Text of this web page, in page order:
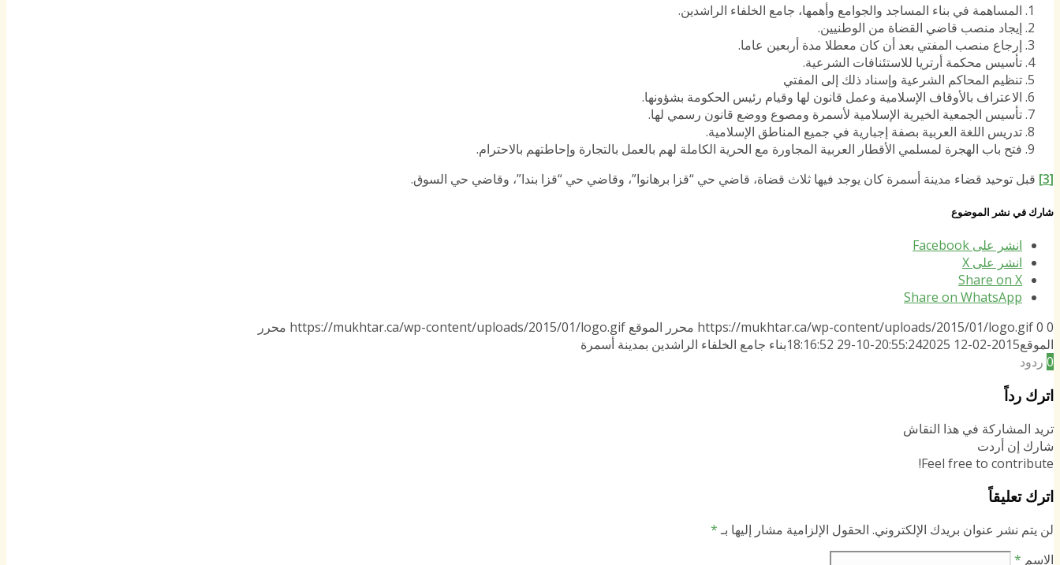
المساهمة في بناء المساجد والجوامع وأهمها، جامع الخلفاء الراشدين.
إيجاد منصب قاضي القضاة من الوطنيين.
إرجاع منصب المفتي بعد أن كان معطلا مدة أربعين عاما.
تأسيس محكمة أرتريا للاستئنافات الشرعية.
تنظيم المحاكم الشرعية وإسناد ذلك إلى المفتي
الاعتراف بالأوقاف الإسلامية وعمل قانون لها وقيام رئيس الحكومة بشؤونها.
تأسيس الجمعية الخيرية الإسلامية لأسمرة ومصوع ووضع قانون رسمي لها.
تدريس اللغة العربية بصفة إجبارية في جميع المناطق الإسلامية.
فتح باب الهجرة لمسلمي الأقطار العربية المجاورة مع الحرية الكاملة لهم بالعمل بالتجارة وإحاطتهم بالاحترام.
[3]
قبل توحيد قضاء مدينة أسمرة كان يوجد فيها ثلاث قضاة، قاضي حي “قزا برهانوا”، وقاضي حي “قزا بندا”، وقاضي حي السوق.
شارك في نشر الموضوع
انشر على Facebook
انشر على X
Share on X
Share on WhatsApp
https://mukhtar.ca/wp-content/uploads/2015/01/logo.gif0 0 محرر الموقع https://mukhtar.ca/wp-content/uploads/2015/01/logo.gif محرر
الموقع2015-02-12 20:55:24
2025-10-29 18:16:52
بناء جامع الخلفاء الراشدين بمدينة أسمرة
0 ردود
اترك رداً
تريد المشاركة في هذا النقاش
شارك إن أردت
Feel free to contribute!
اترك تعليقاً
لن يتم نشر عنوان بريدك الإلكتروني. الحقول الإلزامية مشار إليها بـ*
الاسم *